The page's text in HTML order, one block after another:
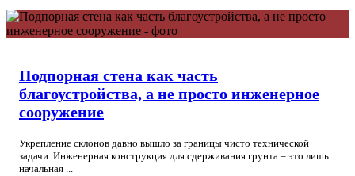
Подпорная стена как часть
благоустройства, а не просто инженерное
сооружение
Укрепление склонов давно вышло за границы чисто технической
задачи. Инженерная конструкция для сдерживания грунта – это лишь
начальная ...